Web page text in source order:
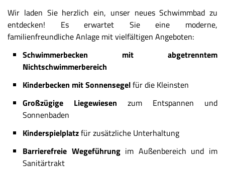
Wir laden Sie herzlich ein, unser neues Schwimmbad zu
entdecken! Es erwartet Sie eine moderne,
familienfreundliche Anlage mit vielfältigen Angeboten:
Schwimmerbecken mit abgetrenntem
Nichtschwimmerbereich
Kinderbecken mit Sonnensegelfür die Kleinsten
Großzügige Liegewiesen zum Entspannen und
Sonnenbaden
Kinderspielplatzfür zusätzliche Unterhaltung
Barrierefreie Wegeführungim Außenbereich und im
Sanitärtrakt